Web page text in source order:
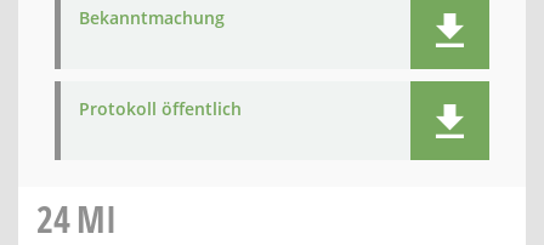
Bekanntmachung
Protokoll öffentlich
24MI